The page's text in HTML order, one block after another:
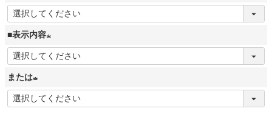
(
)
■表示内容
(
)
または